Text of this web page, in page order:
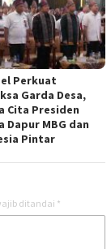
Perkuat
Garda Desa,
Cita Presiden
Dapur MBG dan
Pintar
ditandai *